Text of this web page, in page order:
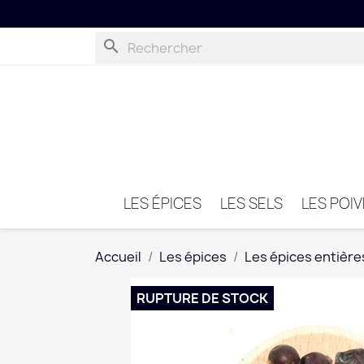
search
LES ÉPICES LES SELS LES
Accueil Les épices Les épices
RUPTURE DE STOCK